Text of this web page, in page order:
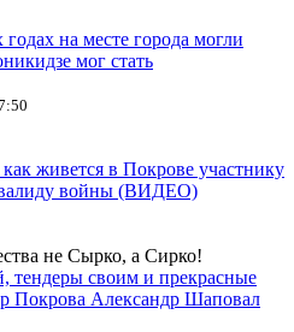
на месте города могли
мог стать
живется в Покрове участнику
войны (ВИДЕО)
не Сырко, а Сирко!
тендеры своим и прекрасные
Покрова Александр Шаповал